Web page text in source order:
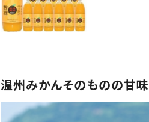
温州みかんそのものの甘